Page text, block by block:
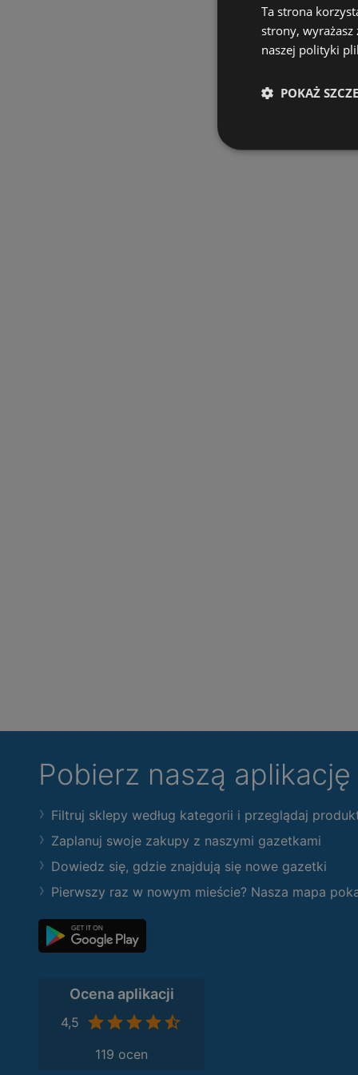
Pobierz naszą aplikację
Filtruj sklepy według kategorii i przeglądaj
Zaplanuj swoje zakupy z naszymi gazetkami
Dowiedz się, gdzie znajdują się nowe gazetki
Pierwszy raz w nowym mieście? Nasza mapa
Ocena aplikacji
4,5
119 ocen
Ta strona
strony,
naszej polityki
POKAŻ